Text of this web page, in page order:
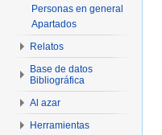
Personas en general
Apartados
Relatos
Base de datos
Bibliográfica
Al azar
Herramientas